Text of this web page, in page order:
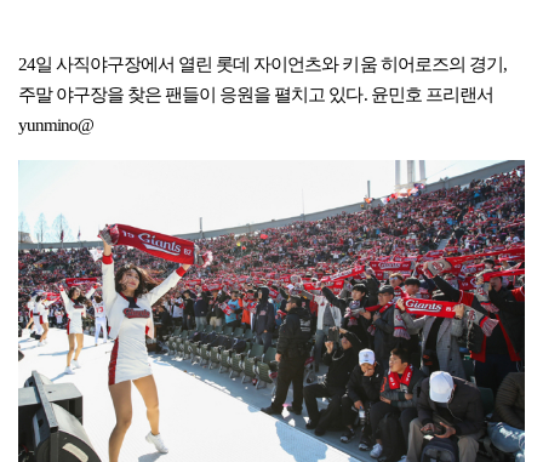
24일 사직야구장에서 열린 롯데 자이언츠와 키움 히어로즈의 경기,
주말 야구장을 찾은 팬들이 응원을 펼치고 있다. 윤민호 프리랜서
yunmino@